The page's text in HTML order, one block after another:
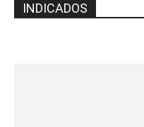
INDICADOS